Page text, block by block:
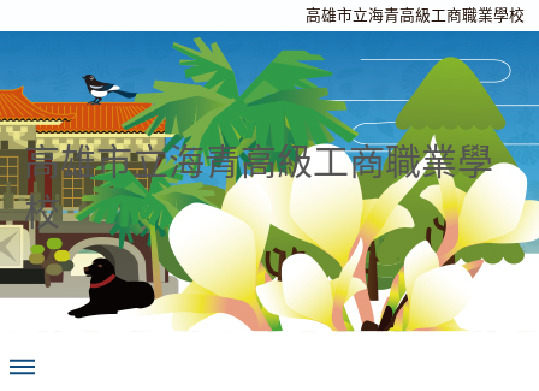
高雄市立海青高級工商職業學校
高雄市立海青高級工商職業學
校